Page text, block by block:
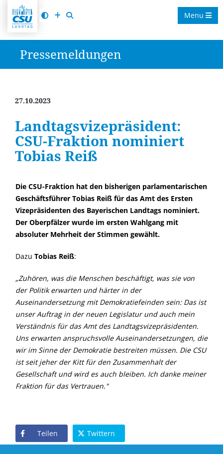
Menu
Pressemeldungen
27.10.2023
Landtagsvizepräsident:
CSU-Fraktion nominiert
Tobias Reiß
Die CSU-Fraktion hat den bisherigen parlamentarischen
Geschäftsführer Tobias Reiß für das Amt des Ersten
Vizepräsidenten des Bayerischen Landtags nominiert.
Der Oberpfälzer wurde im ersten Wahlgang mit
absoluter Mehrheit der Stimmen gewählt.
Dazu Tobias Reiß:
Zuhören, was die Menschen beschäftigt, was sie von
der Politik erwarten und härter in der
Auseinandersetzung mit Demokratiefeinden sein: Das ist
unser Auftrag in der neuen Legislatur und auch mein
Verständnis für das Amt des Landtagsvizepräsidenten.
Uns erwarten anspruchsvolle Auseinandersetzungen, die
wir im Sinne der Demokratie bestreiten müssen. Die CSU
ist seit jeher der Kitt für den Zusammenhalt der
Gesellschaft und wird es auch bleiben. Ich danke meiner
Fraktion für das Vertrauen."
Teilen Twittern